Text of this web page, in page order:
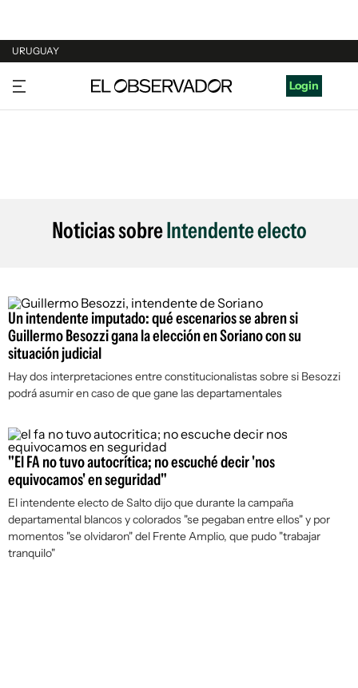
URUGUAY
URUGUAY
ARGENTINA
Login
Noticias sobreIntendente electo
Un intendente imputado: qué escenarios se abren si
Guillermo Besozzi gana la elección en Soriano con su
situación judicial
Hay dos interpretaciones entre constitucionalistas sobre si Besozzi
podrá asumir en caso de que gane las departamentales
"El FA no tuvo autocrítica; no escuché decir 'nos
equivocamos' en seguridad"
El intendente electo de Salto dijo que durante la campaña
departamental blancos y colorados "se pegaban entre ellos" y por
momentos "se olvidaron" del Frente Amplio, que pudo "trabajar
tranquilo"